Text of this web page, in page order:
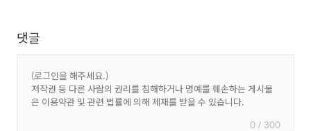
댓글
0 / 300